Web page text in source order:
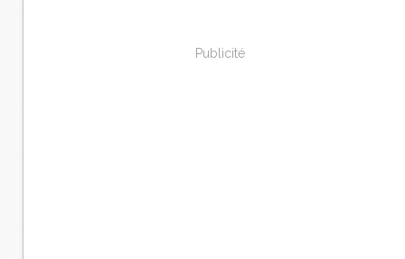
Publicité